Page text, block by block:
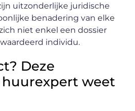
uitzonderlijke juridische
benadering van elke
niet enkel een dossier
individu.
Deze
weet